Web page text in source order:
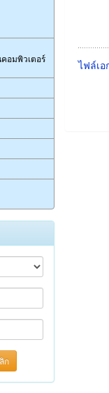
อมพิวเตอร์
ก
ไฟล์เอ